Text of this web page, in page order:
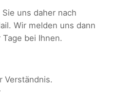
uns daher nach
Wir melden uns dann
bei Ihnen.
Verständnis.